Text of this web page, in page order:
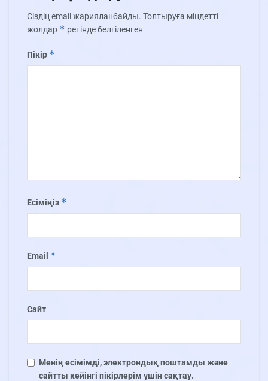
Сіздің email жарияланбайды. Толтыруға міндетті
жолдар * ретінде белгіленген
Пікір *
Есіміңіз *
Email *
Сайт
Менің есімімді, электрондық поштамды және
сайтты кейінгі пікірлерім үшін сақтау.